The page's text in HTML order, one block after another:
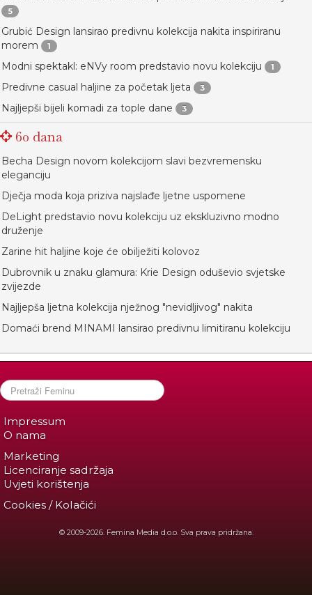
5
Grubić Design lansirao predivnu kolekcija nakita inspiriranu
morem
1
Modni spektakl: eNVy room predstavio novu kolekciju 1
Predivne casual haljine za početak ljeta 3
Najljepši bijeli komadi za tople dane 3
60 dana
Becha Design novom kolekcijom slavi bezvremensku
eleganciju
Dječja moda koja priziva najslađe ljetne uspomene
DeLight predstavio novu kolekciju uz ekskluzivno modno
druženje
Zarine hit haljine koje će obilježiti kolovoz
Dubrovnik u znaku glamura: Krie Design oduševio svjetske
zvijezde
Najljepša ljetna kolekcija nježnog "nevidljivog" nakita
Domaći brend MINAMI lansirao predivnu limitiranu kolekciju
Impressum
O nama
Marketing
Licenciranje sadržaja
Uvjeti korištenja
Cookies / Kolačići
© 2009-2026. Femina Media d.o.o. Sva prava pridržana.